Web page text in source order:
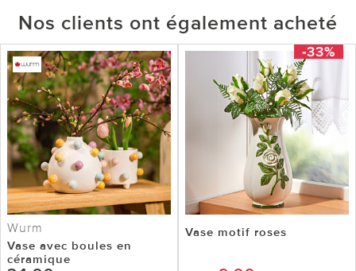
Nos clients ont également acheté
Wurm
Vase avec boules en
céramique
-33%
Vase motif roses